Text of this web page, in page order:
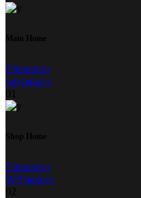
Main Home
Elementor
wp bakery
01
Shop Home
Elementor
WP bakery
02